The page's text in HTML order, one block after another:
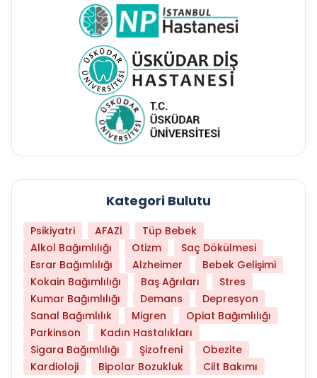
Kategori Bulutu
Psikiyatri AFAZİ
Tüp Bebek
Alkol Bağımlılığı
Otizm
Saç Dökülmesi
Esrar Bağımlılığı
Alzheimer
Bebek Gelişimi
Kokain Bağımlılığı
Baş Ağrıları
Stres
Kumar Bağımlılığı
Demans
Depresyon
Sanal Bağımlılık
Migren
Opiat Bağımlılığı
Parkinson
Kadın Hastalıkları
Sigara Bağımlılığı
Şizofreni
Obezite
Kardioloji
Bipolar Bozukluk Cilt Bakımı